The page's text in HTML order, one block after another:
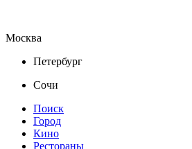
Москва
Петербург
Сочи
Поиск
Город
Кино
Рестораны